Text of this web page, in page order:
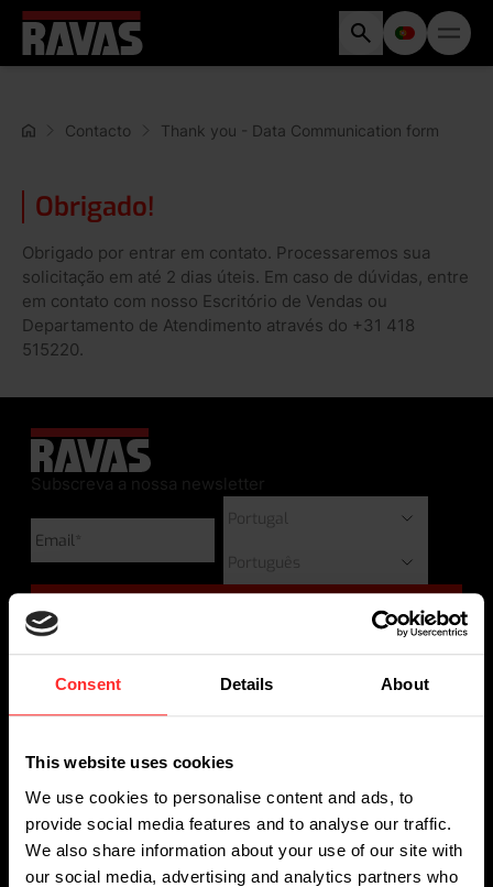
Consent Details About
This website uses cookies
We use cookies to personalise content and ads, to
provide social media features and to analyse our traffic.
We also share information about your use of our site with
our social media, advertising and analytics partners who
Contacto Thank you - Data Communication form
Obrigado!
Obrigado por entrar em contato. Processaremos sua
solicitação em até 2 dias úteis. Em caso de dúvidas, entre
em contato com nosso Escritório de Vendas ou
Departamento de Atendimento através do +31 418
515220.
Subscreva a nossa newsletter
Porta-palets manual balança
Balanças em máquinas de armazém
Balanças para empilhadores
Comunicação de dados